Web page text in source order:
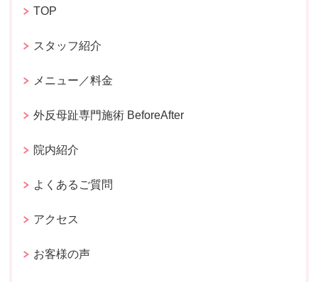
TOP
スタッフ紹介
メニュー／料金
外反母趾専門施術 BeforeAfter
院内紹介
よくあるご質問
アクセス
お客様の声